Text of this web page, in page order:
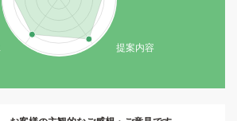
提案内容